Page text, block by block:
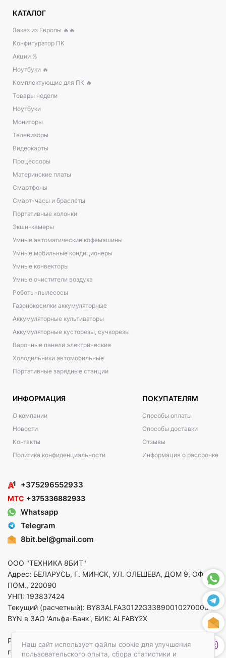
Наш сайт использует файлы cookie для улучшения
пользовательского опыта, сбора статистики и
КАТАЛОГ
Заказ из Европы 🔥🔥
Конфигуратор ПК
Акции %
Ноутбуки 🔥
Комплектующие для ПК 🔥
Товары недели
Ноутбуки
Мониторы
Телевизоры
Видеокарты
Процессоры
Материнские платы
Смартфоны
Смарт-часы и браслеты
Портативные колонки
Экшн-камеры
Умные автоматические кофемашины
Умные мобильные кондиционеры
Умные конвекторы
Умные очистители воздуха
Роботы-пылесосы
Газонокосилки аккумуляторные
Аккумуляторные культиваторы
Аккумуляторные кусторезы, сучкорезы
Варочные панели электрические
Холодильники автомобильные
Портативные зарядные станции
ИНФОРМАЦИЯ
О компании
Новости
Контакты
Политика конфиденциальности
ПОКУПАТЕЛЯМ
Способы оплаты
Способы доставки
Отзывы
Информация о рассрочке
+375296552933
МТС +375336882933
Whatsapp
Telegram
8bit.bel@gmail.com
ООО "ТЕХНИКА 8БИТ"
Адрес: БЕЛАРУСЬ, Г. МИНСК, УЛ. ОЛЕШЕВА, ДОМ 9, ОФ. 5,
ПОМ., 220090
УНП: 193837424
Текущий (расчетный): BY83ALFA30122G33890010270000 в
BYN в ЗАО 'Альфа-Банк', БИК: ALFABY2X
Регистрация в торговом реестре от 14.08.2025 Минский
горисполком